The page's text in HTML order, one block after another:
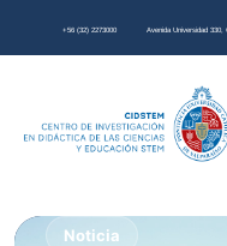
+56 (32) 2273000 Avenida Universidad 330,
Noticia